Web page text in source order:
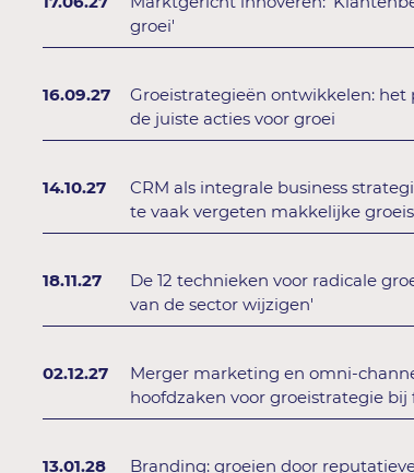
groei'
16.09.27
Groeistrategieën ontwikkelen:
de juiste acties voor groei
14.10.27
CRM als integrale business
te vaak vergeten makkelijke
18.11.27
De 12 technieken voor radicale
van de sector wijzigen'
02.12.27
Merger marketing en omni-
hoofdzaken voor groeistrategie
13.01.28
Branding: groeien door